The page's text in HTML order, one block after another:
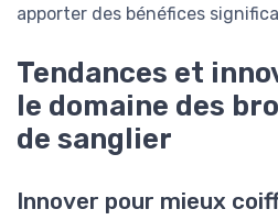
apporter des bénéfices
Tendances et
le domaine des
de sanglier
Innover pour mieux